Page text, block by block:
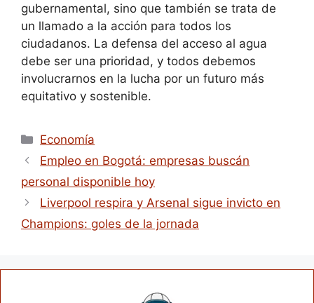
gubernamental, sino que también se trata de
un llamado a la acción para todos los
ciudadanos. La defensa del acceso al agua
debe ser una prioridad, y todos debemos
involucrarnos en la lucha por un futuro más
equitativo y sostenible.
Economía
Empleo en Bogotá: empresas buscán
personal disponible hoy
Liverpool respira y Arsenal sigue invicto en
Champions: goles de la jornada